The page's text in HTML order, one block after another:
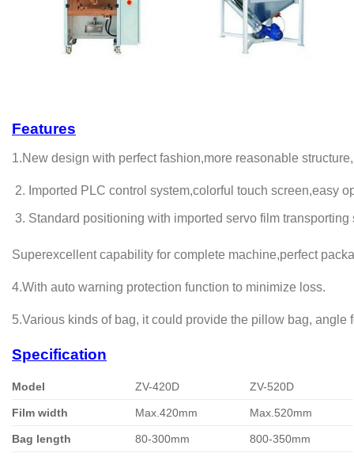
Features
1.New design with perfect fashion,more reasonable
Imported PLC control system,colorful touch screen,easy
Standard positioning with imported servo film transporting
Superexcellent capability for complete machine,perfect
4.With auto warning protection function to minimize loss.
5.Various kinds of bag, it could provide the pillow bag, angle
Specification
Model ZV-420D ZV-520D
Film width Max.420mm Max.520mm
Bag length 80-300mm 800-350mm